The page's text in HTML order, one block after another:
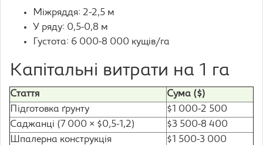
Міжряддя: 2-2,5 м
У ряду: 0,5-0,8 м
Густота: 6 000-8 000 кущів/га
Капітальні витрати на 1 га
Стаття
Сума ($)
Підготовка ґрунту
$1 000-2 500
Саджанці (7 000 × $0,5-1,2)
$3 500-8 400
Шпалерна конструкція
$1 500-3 000